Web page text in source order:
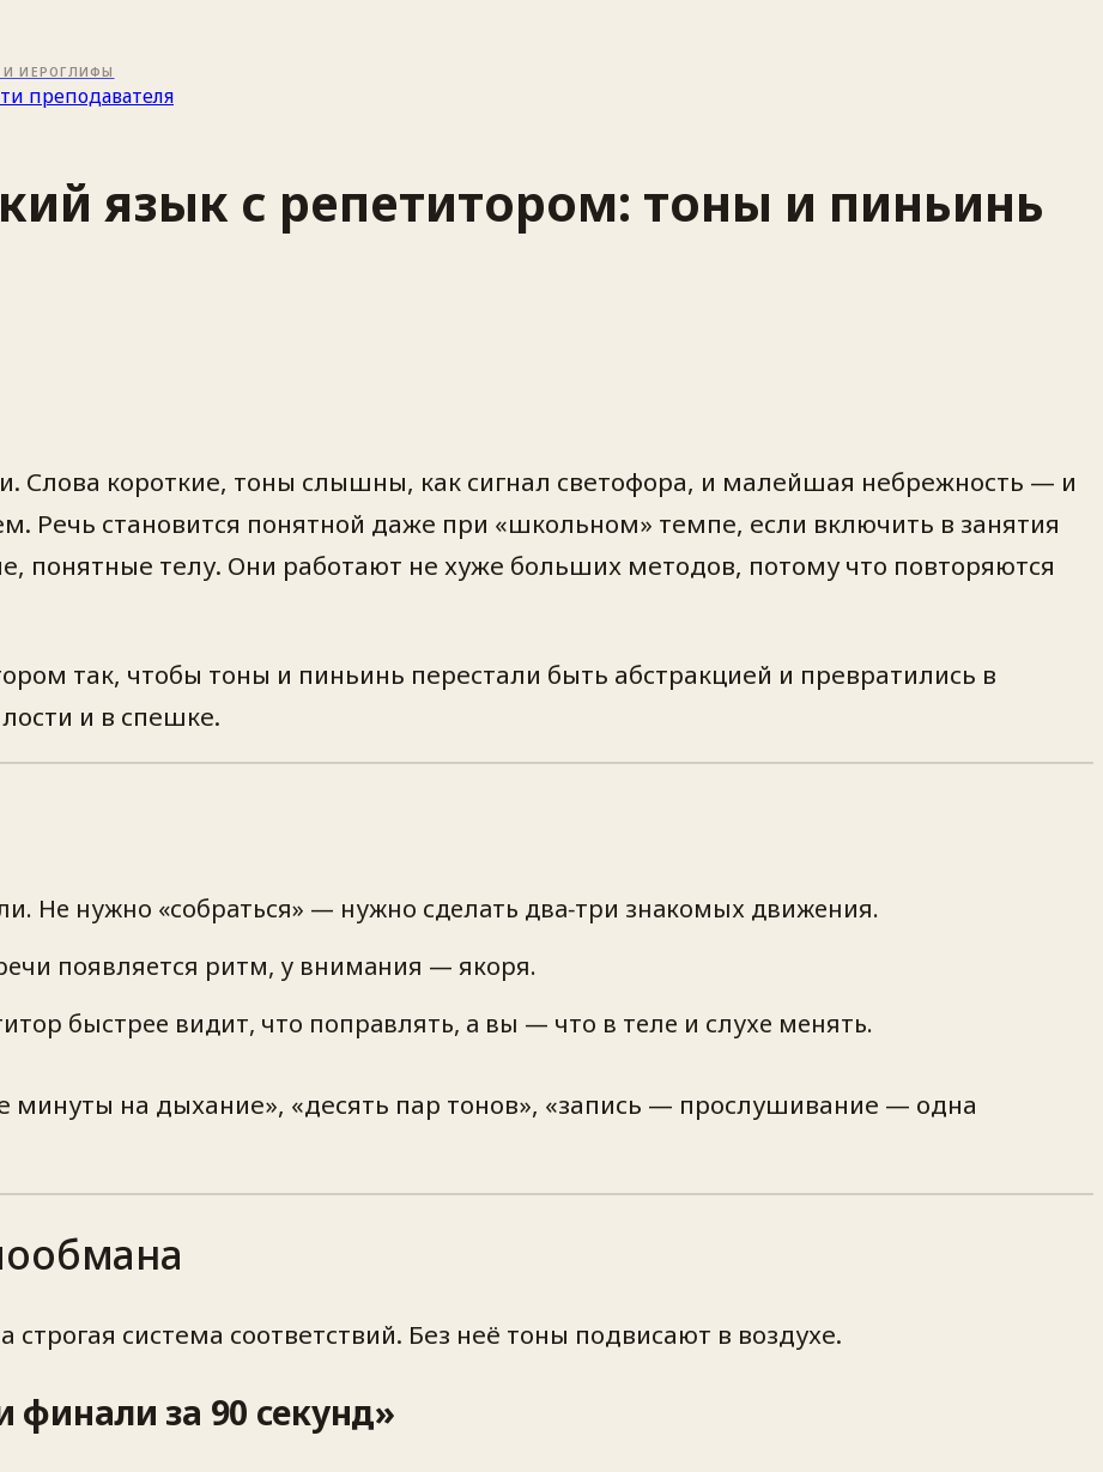
ИЕРОГЛИФЫ
преподавателя
язык с репетитором: тоны и пиньинь
Слова короткие, тоны слышны, как сигнал светофора, и малейшая небрежность — и
Речь становится понятной даже при «школьном» темпе, если включить в занятия
понятные телу. Они работают не хуже больших методов, потому что повторяются
так, чтобы тоны и пиньинь перестали быть абстракцией и превратились в
и в спешке.
Не нужно «собраться» — нужно сделать два‑три знакомых движения.
появляется ритм, у внимания — якоря.
быстрее видит, что поправлять, а вы — что в теле и слухе менять.
минуты на дыхание», «десять пар тонов», «запись — прослушивание — одна
система соответствий. Без неё тоны подвисают в воздухе.
за 90 секунд»